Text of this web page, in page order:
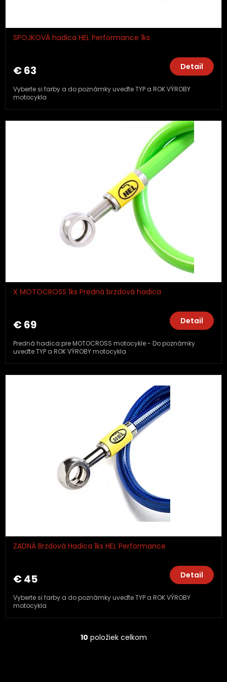
SPOJKOVÁ hadica HEL Performance 1ks
€ 63 Detail
Vyberte si farby a do poznámky uveďte TYP a ROK VÝROBY
motocykla
X MOTOCROSS 1ks Predná brzdová hadica
€ 69 Detail
Predná hadica pre MOTOCROSS motocykle - Do poznámky
uveďte TYP a ROK VÝROBY motocykla
ZADNÁ Brzdová Hadica 1ks HEL Performance
€ 45 Detail
Vyberte si farby a do poznámky uveďte TYP a ROK VÝROBY
motocykla
O
10 položiek celkom